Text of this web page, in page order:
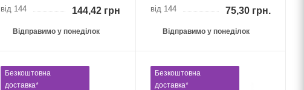
від 144 144,42 грн.
Відправимо у понеділок
від 144 75,30 грн.
Відправимо у понеділок
Безкоштовна
доставка*
Безкоштовна
доставка*